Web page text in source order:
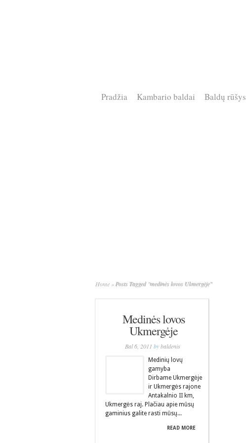
Pradžia Kambario baldai Baldų rūšys
Home »Posts Tagged "medinės lovos Ukmergėje"
Medinės lovos
Ukmergėje
Bal 6, 2011 bybaldenis
Medinių lovų
gamyba
Dirbame Ukmergėje
ir Ukmergės rajone
Antakalnio II km,
Ukmergės raj. Plačiau apie mūsų
gaminius galite rasti mūsų...
READ MORE